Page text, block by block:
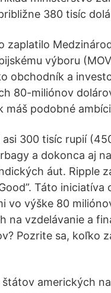
380 tisíc
zaplatilo
výboru
obchodník a
80-miliónov
podobné
300 tisíc rupií
a dokonca aj
áut. Ripple
Táto iniciatíva
vo výške 80
na vzdelávanie a
Pozrite sa, koľko
amerických